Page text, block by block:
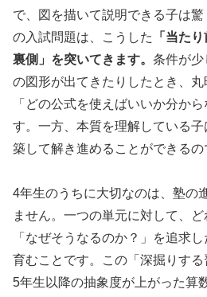
で、図を描いて説明できる子は
の入試問題は、こうした
「当た
裏側」を突いてきます。 条件が少
の図形が出てきたりしたとき、
「どの公式を使えばいいか分か
す。一方、本質を理解している
築して解き進めることができるの
4年生のうちに大切なのは、塾の
ません。一つの単元に対して、
「なぜそうなるのか？」を追求し
育むことです。この「深掘りする
5年生以降の抽象度が上がった算